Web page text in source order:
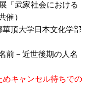
「武家社会における
催）
頂大学日本文化学部
前－近世後期の人名
キャンセル待ちでの